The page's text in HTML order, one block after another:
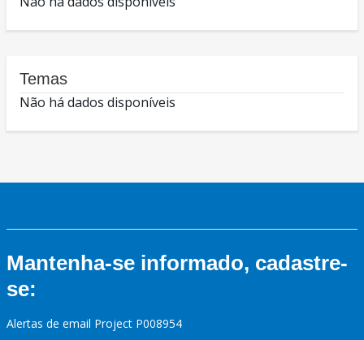
Temas
Não há dados disponíveis
Mantenha-se informado, cadastre-
se:
Alertas de email Project P008954